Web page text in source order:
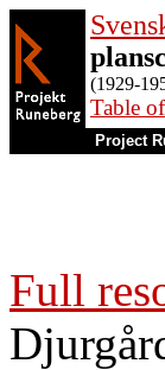
(1929-
Table
Project
Full